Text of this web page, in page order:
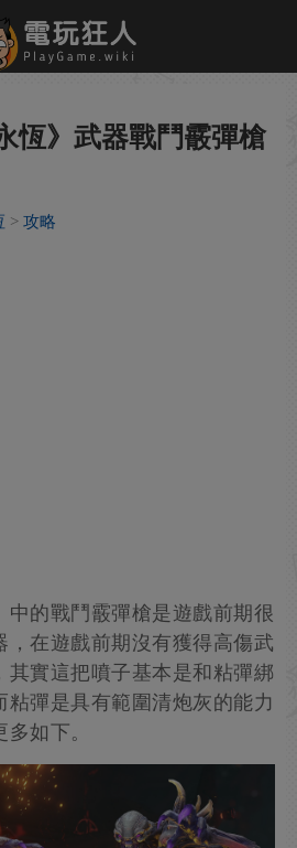
恆》武器戰鬥霰彈槍
攻略
中的戰鬥霰彈槍是遊戲前期很
，在遊戲前期沒有獲得高傷武
其實這把噴子基本是和粘彈綁
粘彈是具有範圍清炮灰的能力
如下。